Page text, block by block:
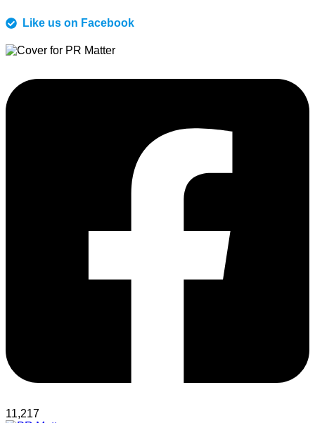
Like us on Facebook
11,217